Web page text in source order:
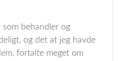
behandler og
og det at jeg havde
fortalte meget om